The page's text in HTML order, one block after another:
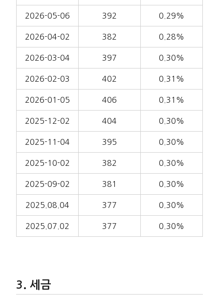
2026-05-06 392 0.29%
2026-04-02 382 0.28%
2026-03-04 397 0.30%
2026-02-03 402 0.31%
2026-01-05 406 0.31%
2025-12-02 404 0.30%
2025-11-04 395 0.30%
2025-10-02 382 0.30%
2025-09-02 381 0.30%
2025.08.04 377 0.30%
2025.07.02 377 0.30%
세금